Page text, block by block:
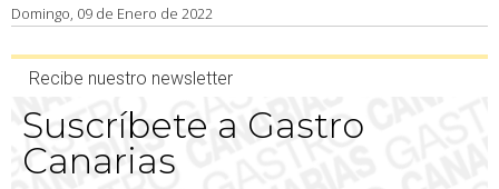
Domingo, 09 de Enero de 2022
Recibe nuestro newsletter
Suscríbete a Gastro
Canarias